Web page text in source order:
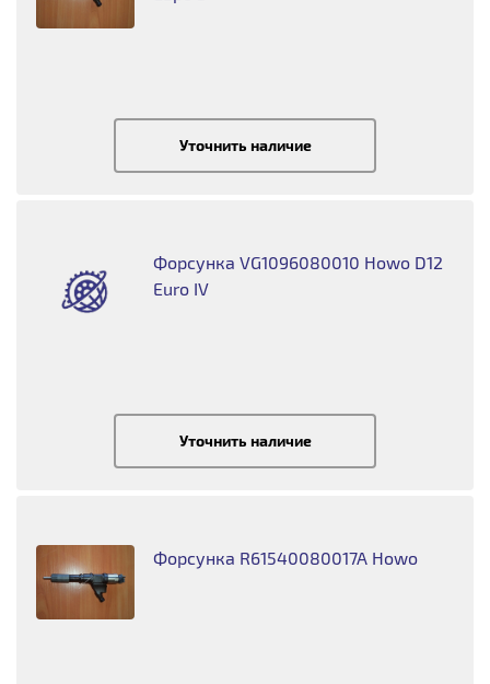
Уточнить наличие
Форсунка VG1096080010 Howo D12
Euro IV
Уточнить наличие
Форсунка R61540080017A Howo